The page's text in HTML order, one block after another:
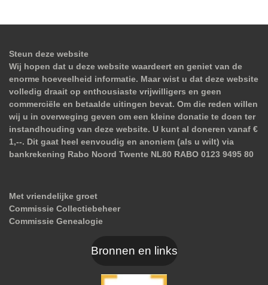
Steun deze website
Wij hopen dat u deze website waardeert en geniet van de
enorme hoeveelheid informatie. Maar wist u dat deze website
volledig draait op enthousiaste vrijwilligers en geen
commerciële en betaalde uitingen bevat. Om die reden willen
wij u in overweging geven om een kleine donatie te doen ter
instandhouding van deze website. U kunt al doneren vanaf €
1,--. Dit gaat heel eenvoudig en anoniem (als u wilt) via
bankrekening Rabo Noord Twente NL80 RABO 0123 9495 80
Met vriendelijke groet
Commissie Collectiebeheer
Commissie Genealogie
Bronnen en links